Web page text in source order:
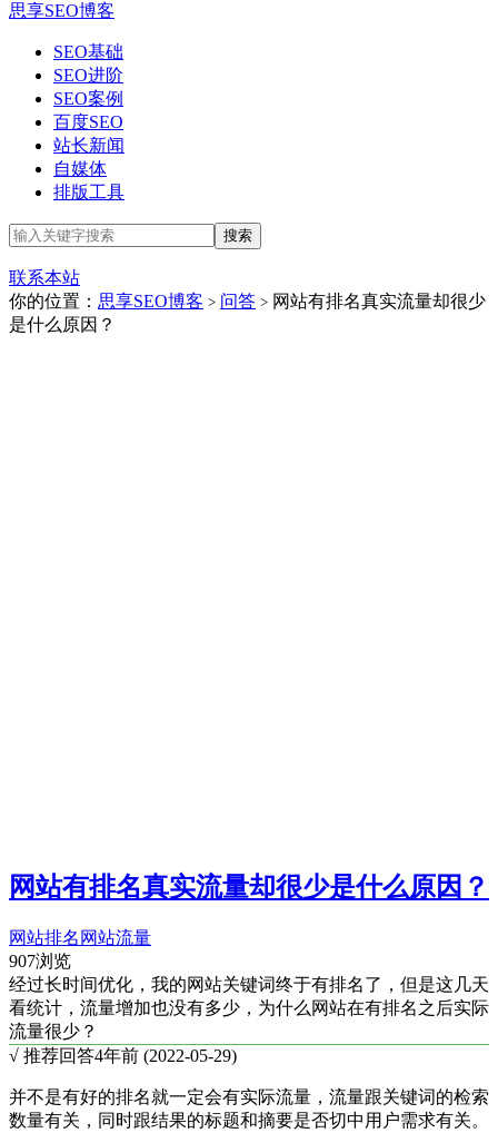
思享SEO博客
SEO基础
SEO进阶
SEO案例
百度SEO
站长新闻
自媒体
排版工具
联系本站
你的位置： 思享SEO博客 > 问答 > 网站有排名真实流量却很少
是什么原因？
网站有排名真实流量却很少是什么原因？
网站排名 网站流量
907浏览
经过长时间优化，我的网站关键词终于有排名了，但是这几天
看统计，流量增加也没有多少，为什么网站在有排名之后实际
流量很少？
√ 推荐回答4年前 (2022-05-29)
并不是有好的排名就一定会有实际流量，流量跟关键词的检索
数量有关，同时跟结果的标题和摘要是否切中用户需求有关。